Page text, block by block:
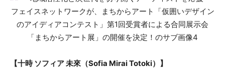
【十時 ソフィア 未來（Sofia Mirai Totoki）】